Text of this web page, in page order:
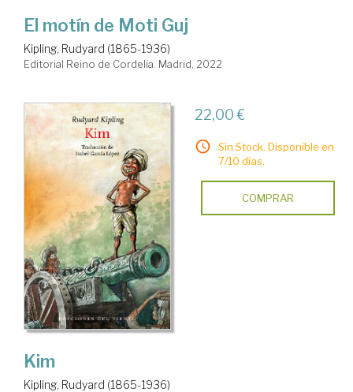
El motín de Moti Guj
Kipling, Rudyard (1865-1936)
Editorial Reino de Cordelia. Madrid, 2022
22,00 €
Sin Stock. Disponible en
7/10 días.
COMPRAR
Kim
Kipling, Rudyard (1865-1936)